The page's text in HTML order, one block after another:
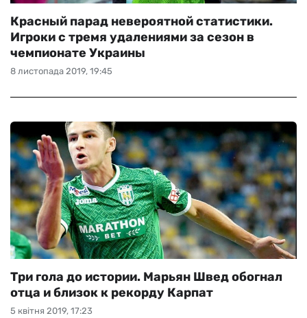
8 листопада 2019, 19:45
Красный парад невероятной статистики.
Игроки с тремя удалениями за сезон в
чемпионате Украины
5 квітня 2019, 17:23
Три гола до истории. Марьян Швед обогнал
отца и близок к рекорду Карпат